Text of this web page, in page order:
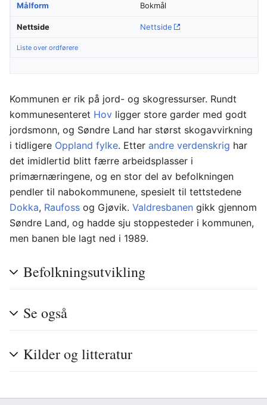
Målform Bokmål
Nettside Nettside
Liste over ordførere
Kommunen er rik på jord- og skogressurser. Rundt
kommunesenteret Hov ligger store garder med godt
jordsmonn, og Søndre Land har størst skogavvirkning
i tidligere Oppland fylke. Etter andre verdenskrig har
det imidlertid blitt færre arbeidsplasser i
primærnæringene, og en stor del av befolkningen
pendler til nabokommunene, spesielt til tettstedene
Dokka, Raufoss og Gjøvik. Valdresbanen gikk gjennom
Søndre Land, og hadde sju stoppesteder i kommunen,
men banen ble lagt ned i 1989.
Befolkningsutvikling
Se også
Kilder og litteratur